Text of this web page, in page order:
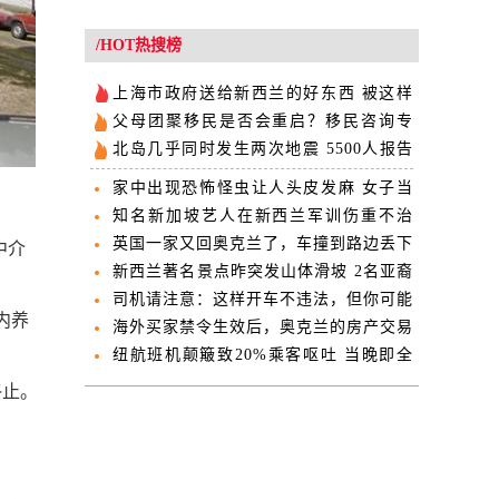
介
养
。
/HOT热搜榜
上海市政府送给新西兰的好东西 被这样
糟蹋了
父母团聚移民是否会重启？移民咨询专
家：不可能的事！
北岛几乎同时发生两次地震 5500人报告
震感
家中出现恐怖怪虫让人头皮发麻 女子当
场吓哭
知名新加坡艺人在新西兰军训伤重不治
终年28岁
英国一家又回奥克兰了，车撞到路边丢下
就走……
新西兰著名景点昨突发山体滑坡 2名亚裔
游客伤势惨重
司机请注意：这样开车不违法，但你可能
会被罚！
海外买家禁令生效后，奥克兰的房产交易
量下降20%
纽航班机颠簸致20%乘客呕吐 当晚即全
员全额退款